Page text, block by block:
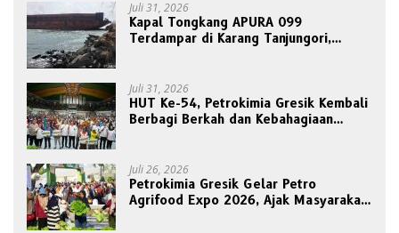
Juli 31, 2026
Kapal Tongkang APURA 099
Terdampar di Karang Tanjungori,
Juli 31, 2026
HUT Ke-54, Petrokimia Gresik Kembali
Berbagi Berkah dan Kebahagiaan
Juli 26, 2026
Petrokimia Gresik Gelar Petro
Agrifood Expo 2026, Ajak Masyarakat